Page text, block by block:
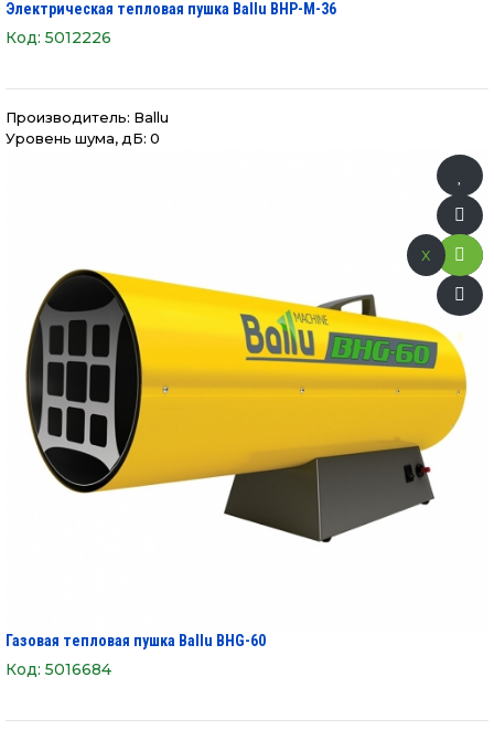
Электрическая тепловая пушка Ballu BHP-M-36
Код: 5012226
Производитель: Ballu
Уровень шума, дБ: 0
Газовая тепловая пушка Ballu BHG-60
Код: 5016684
x